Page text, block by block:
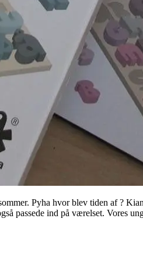
Pyha hvor blev tiden af ?
passede ind på værelset. Vores